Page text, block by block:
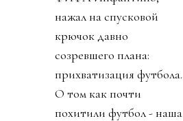
нажал на спусковой
крючок давно
созревшего плана:
прихватизация футбола.
О том как почти
похитили футбол - наша